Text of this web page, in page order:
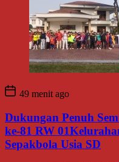
49 menit ago
Dukungan Penuh
ke-81 RW
Sepakbola Usia SD